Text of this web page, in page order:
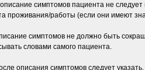
симптомов пациента не
проживания/работы (если они имеют
симптомов не должно быть
словами самого пациента.
описания симптомов следует